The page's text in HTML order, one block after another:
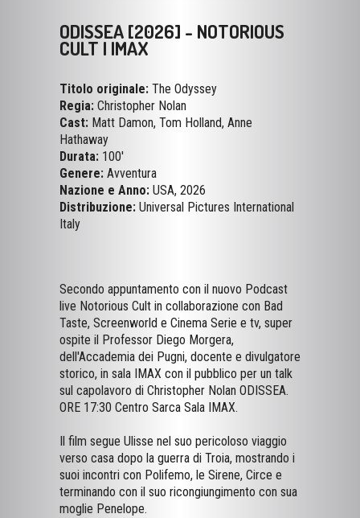
ODISSEA [2026] - NOTORIOUS
CULT | IMAX
Titolo originale: The Odyssey
Regia: Christopher Nolan
Cast: Matt Damon, Tom Holland, Anne
Hathaway
Durata: 100'
Genere: Avventura
Nazione e Anno: USA, 2026
Distribuzione: Universal Pictures International
Italy
Secondo appuntamento con il nuovo Podcast
live Notorious Cult in collaborazione con Bad
Taste, Screenworld e Cinema Serie e tv, super
ospite il Professor Diego Morgera,
dell'Accademia dei Pugni, docente e divulgatore
storico, in sala IMAX con il pubblico per un talk
sul capolavoro di Christopher Nolan ODISSEA.
ORE 17:30 Centro Sarca Sala IMAX.
Il film segue Ulisse nel suo pericoloso viaggio
verso casa dopo la guerra di Troia, mostrando i
suoi incontri con Polifemo, le Sirene, Circe e
terminando con il suo ricongiungimento con sua
moglie Penelope.